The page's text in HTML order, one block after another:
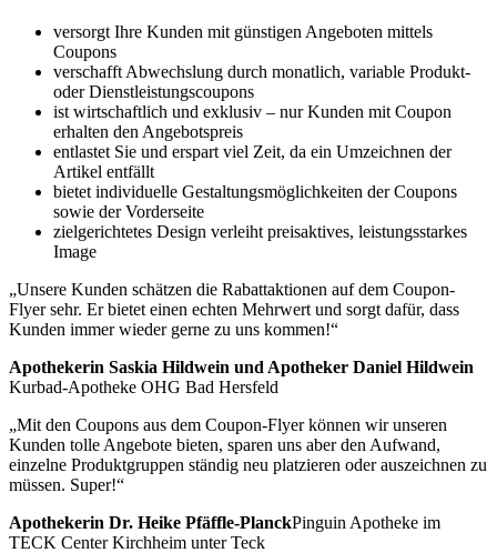
versorgt Ihre Kunden mit günstigen Angeboten mittels
Coupons
verschafft Abwechslung durch monatlich, variable Produkt-
oder Dienstleistungscoupons
ist wirtschaftlich und exklusiv – nur Kunden mit Coupon
erhalten den Angebotspreis
entlastet Sie und erspart viel Zeit, da ein Umzeichnen der
Artikel entfällt
bietet individuelle Gestaltungsmöglichkeiten der Coupons
sowie der Vorderseite
zielgerichtetes Design verleiht preisaktives, leistungsstarkes
Image
„Unsere Kunden schätzen die Rabattaktionen auf dem Coupon-
Flyer sehr. Er bietet einen echten Mehrwert und sorgt dafür, dass
Kunden immer wieder gerne zu uns kommen!“
Apothekerin Saskia Hildwein und Apotheker Daniel Hildwein
Kurbad-Apotheke OHG Bad Hersfeld
„Mit den Coupons aus dem Coupon-Flyer können wir unseren
Kunden tolle Angebote bieten, sparen uns aber den Aufwand,
einzelne Produktgruppen ständig neu platzieren oder auszeichnen zu
müssen. Super!“
Apothekerin Dr. Heike Pfäffle-PlanckPinguin Apotheke im
TECK Center Kirchheim unter Teck